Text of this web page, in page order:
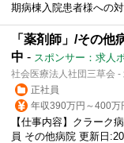
期病棟入院患者様への
「薬剤師」/その他
中 - スポンサー：求人
社会医療法人社団三草会 -
正社員
年収390万円～400万
【仕事内容】クラーク
員 その他病院 更新日